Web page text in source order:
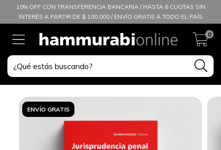
10% OFF CON TRANSFERENCIA BANCARIA / HASTA 6 CUOTAS SIN
INTERÉS A PARTIR DE $ 100.000 / ENVÍO GRATIS A TODO EL PAÍS
0
ENVÍO GRATIS